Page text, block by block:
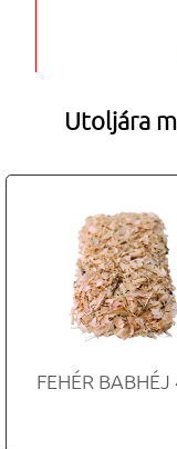
Utoljára
FEHÉR BABHÉJ